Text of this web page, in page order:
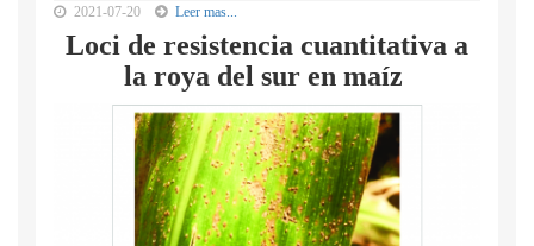
2021-07-20 Leer mas...
Loci de resistencia cuantitativa a
la roya del sur en maíz